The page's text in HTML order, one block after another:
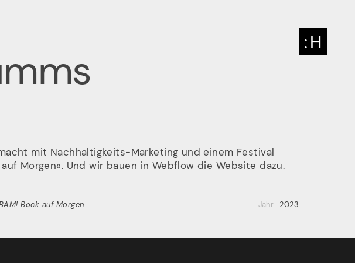
: H
Jahr 2023
Bock auf Morgen
mit Nachhaltigkeits-Marketing und einem Festival
auf Morgen«. Und wir bauen in Webflow die Website dazu.
HENKELHIEDL
Unser Newsletter
Hol’ ihn dir!